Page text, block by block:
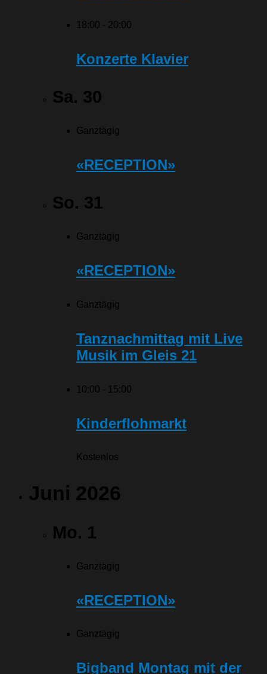
18:00 - 20:00
Konzerte Klavier
Sa. 30
Ganztägig
«RECEPTION»
So. 31
Ganztägig
«RECEPTION»
Ganztägig
Tanznachmittag mit Live
Musik im Gleis 21
10:00 - 15:00
Kinderflohmarkt
Kostenlos
Juni 2026
Mo. 1
Ganztägig
«RECEPTION»
Ganztägig
Bigband Montag mit der